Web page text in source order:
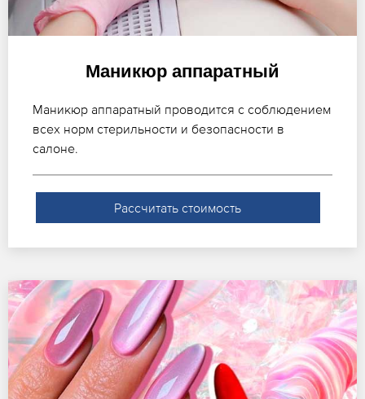
Маникюр аппаратный
Маникюр аппаратный проводится с соблюдением
всех норм стерильности и безопасности в
салоне.
Рассчитать стоимость